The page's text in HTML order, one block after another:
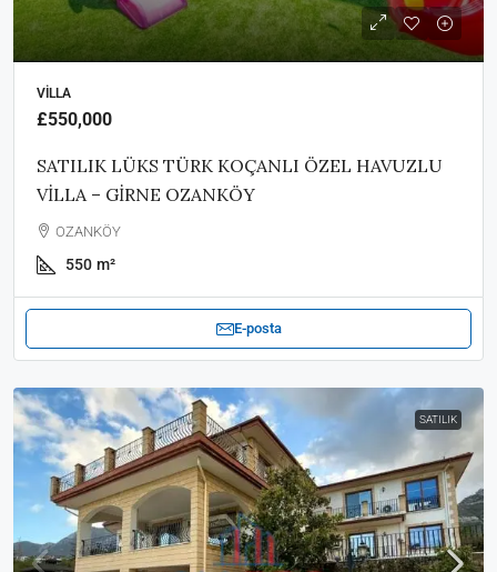
VILLA
£550,000
SATILIK LÜKS TÜRK KOÇANLI ÖZEL HAVUZLU
VİLLA – GİRNE OZANKÖY
OZANKÖY
550 m²
E-posta
SATILIK